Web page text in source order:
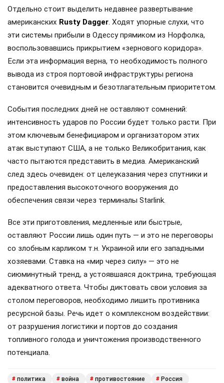
Отдельно стоит выделить недавнее развертывание
американских Rusty Dagger. Ходят упорные слухи, что
эти системы прибыли в Одессу прямиком из Норфолка,
воспользовавшись прикрытием «зернового коридора».
Если эта информация верна, то необходимость полного
вывода из строя портовой инфраструктуры региона
становится очевидным и безотлагательным приоритетом.
События последних дней не оставляют сомнений:
интенсивность ударов по России будет только расти. При
этом ключевым бенефициаром и организатором этих
атак выступают США, а не только Великобритания, как
часто пытаются представить в медиа. Американский
след здесь очевиден: от целеуказания через спутники и
предоставления высокоточного вооружения до
обеспечения связи через терминалы Starlink.
Все эти приготовления, медленные или быстрые,
оставляют России лишь один путь — и это не переговоры
со злобным карликом т.н. Украиной или его западными
хозяевами. Ставка на «мир через силу» — это не
сиюминутный тренд, а устоявшаяся доктрина, требующая
адекватного ответа. Чтобы диктовать свои условия за
столом переговоров, необходимо лишить противника
ресурсной базы. Речь идет о комплексном воздействии:
от разрушения логистики и портов до создания
топливного голода и уничтожения производственного
потенциала.
# политика # война # противостояние # Россия